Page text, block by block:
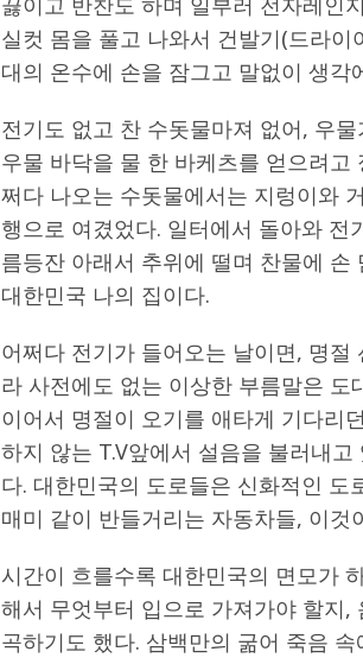
실컷 몸을 풀고 나와서 건발기(드라
대의 온수에 손을 잠그고 말없이 생각
전기도 없고 찬 수돗물마져 없어, 우
우물 바닥을 물 한 바케츠를 얻으려
쩌다 나오는 수돗물에서는 지렁이와
행으로 여겼었다. 일터에서 돌아와
름등잔 아래서 추위에 떨며 찬물에
대한민국 나의 집이다.
어쩌다 전기가 들어오는 날이면, 명
라 사전에도 없는 이상한 부름말은 도
이어서 명절이 오기를 애타게 기다리
하지 않는 T.V앞에서 설음을 불러내
다. 대한민국의 도로들은 신화적인
매미 같이 반들거리는 자동차들, 이
시간이 흐를수록 대한민국의 면모가
해서 무엇부터 입으로 가져가야 할지
곡하기도 했다. 삼백만의 굶어 죽음